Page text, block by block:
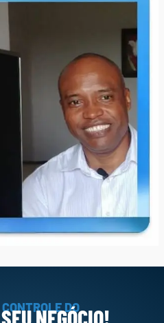
DO
NEGÓCIO!